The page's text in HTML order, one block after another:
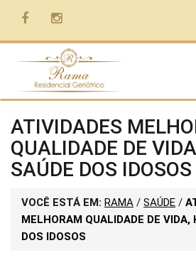
ATIVIDADES
QUALIDADE DE
SAÚDE DOS IDOSOS
VOCÊ ESTÁ EM: RAMA / SAÚDE /
MELHORAM QUALIDADE DE VIDA,
DOS IDOSOS